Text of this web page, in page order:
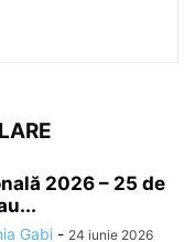
2026 – 25 de
Gabi - 24 iunie 2026